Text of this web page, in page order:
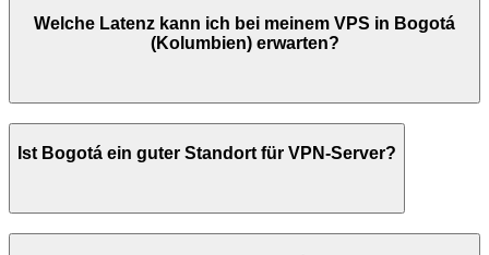
Welche Latenz kann ich bei meinem VPS in Bogotá
(Kolumbien) erwarten?
Ist Bogotá ein guter Standort für VPN-Server?